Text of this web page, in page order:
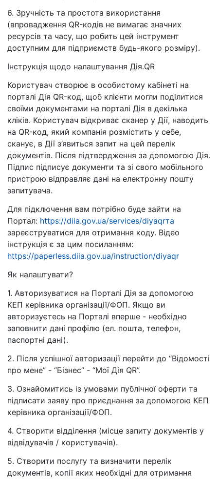
6. Зручність та простота використання
(впровадження QR-кодів не вимагає значних
ресурсів та часу, що робить цей інструмент
доступним для підприємств будь-якого розміру).
Інструкція щодо налаштування Дія.QR
Користувач створює в особистому кабінеті на
порталі Дія QR-код, щоб клієнти могли поділитися
своїми документами на порталі Дія в декілька
кліків. Користувач відкриває сканер у Дії, наводить
на QR-код, який компанія розмістить у себе,
сканує, в Дії з’явиться запит на цей перелік
документів. Після підтвердження за допомогою Дія.
Підпис підписує документи та зі свого мобільного
пристрою відправляє дані на електронну пошту
запитувача.
Для підключення вам потрібно буде зайти на
Портал: https://diia.gov.ua/services/diyaqrта
зареєструватися для отримання коду. Відео
інструкція є за цим посиланням:
https://paperless.diia.gov.ua/instruction/diyaqr
Як налаштувати?
1. Авторизуватися на Порталі Дія за допомогою
КЕП керівника організації/ФОП. Якщо ви
авторизуєтесь на Порталі вперше - необхідно
заповнити дані профілю (ел. пошта, телефон,
паспортні дані).
2. Після успішної авторизації перейти до “Відомості
про мене” - “Бізнес” - “Мої Дія QR”.
3. Ознайомитись із умовами публічної оферти та
підписати заяву про приєднання за допомогою КЕП
керівника організації/ФОП.
4. Створити відділення (місце запиту документів у
відвідувачів / користувачів).
5. Створити послугу та визначити перелік
документів, копії яких необхідні для отримання